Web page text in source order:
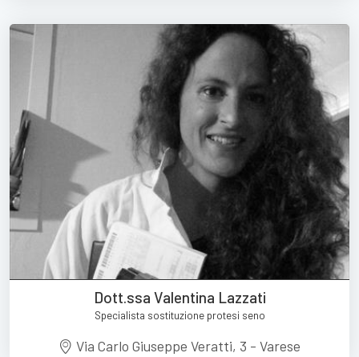
Dott.ssa Valentina Lazzati
Specialista sostituzione protesi seno
Via Carlo Giuseppe Veratti, 3 - Varese